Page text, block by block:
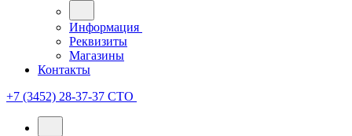
Информация
Реквизиты
Магазины
Контакты
+7 (3452) 28-37-37 СТО